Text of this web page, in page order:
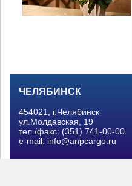
ЧЕЛЯБИНСК
454021, г.Челябинск
ул.Молдавская, 19
тел./факс: (351) 741-00-00
e-mail: info@anpcargo.ru